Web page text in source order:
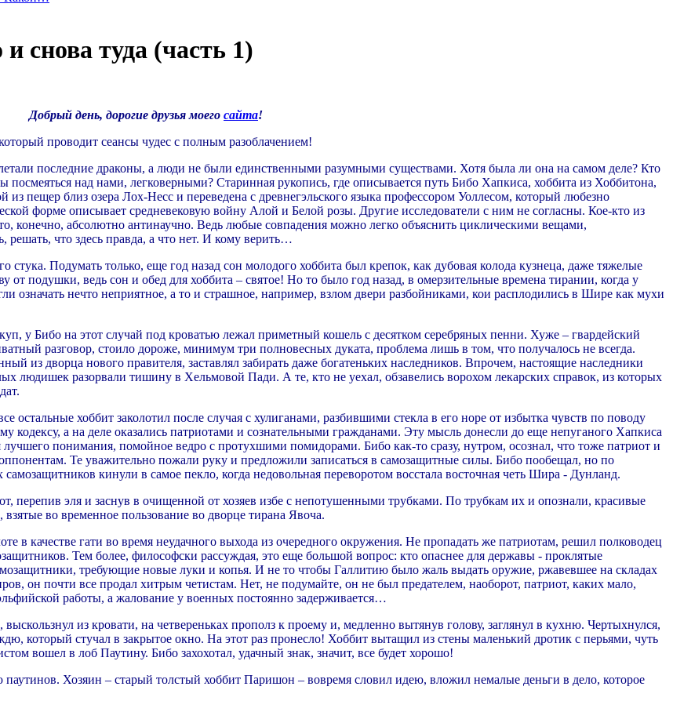
снова туда (часть 1)
Добрый день, дорогие друзья моего сайта!
проводит сеансы чудес с полным разоблачением!
последние драконы, а люди не были единственными разумными существами. Хотя была ли она на самом деле? Кто
над нами, легковерными? Старинная рукопись, где описывается путь Бибо Хапкиса, хоббита из Хоббитона,
пещер близ озера Лох-Несс и переведена с древнегэльского языка профессором Уоллесом, который любезно
форме описывает средневековую войну Алой и Белой розы. Другие исследователи с ним не согласны. Кое-кто из
конечно, абсолютно антинаучно. Ведь любые совпадения можно легко объяснить циклическими вещами,
что здесь правда, а что нет. И кому верить…
Подумать только, еще год назад сон молодого хоббита был крепок, как дубовая колода кузнеца, даже тяжелые
от подушки, ведь сон и обед для хоббита – святое! Но то было год назад, в омерзительные времена тирании, когда у
нечто неприятное, а то и страшное, например, взлом двери разбойниками, кои расплодились в Шире как мухи
у Бибо на этот случай под кроватью лежал приметный кошель с десятком серебряных пенни. Хуже – гвардейский
разговор, стоило дороже, минимум три полновесных дуката, проблема лишь в том, что получалось не всегда.
из дворца нового правителя, заставлял забирать даже богатеньких наследников. Впрочем, настоящие наследники
людишек разорвали тишину в Хельмовой Пади. А те, кто не уехал, обзавелись ворохом лекарских справок, из которых
остальные хоббит заколотил после случая с хулиганами, разбившими стекла в его норе от избытка чувств по поводу
а на деле оказались патриотами и сознательными гражданами. Эту мысль донесли до еще непуганого Хапкиса
понимания, помойное ведро с протухшими помидорами. Бибо как-то сразу, нутром, осознал, что тоже патриот и
Те уважительно пожали руку и предложили записаться в самозащитные силы. Бибо пообещал, но по
кинули в самое пекло, когда недовольная переворотом восстала восточная четь Шира - Дунланд.
перепив эля и заснув в очищенной от хозяев избе с непотушенными трубками. По трубкам их и опознали, красивые
во временное пользование во дворце тирана Явоча.
в качестве гати во время неудачного выхода из очередного окружения. Не пропадать же патриотам, решил полководец
Тем более, философски рассуждая, это еще большой вопрос: кто опаснее для державы - проклятые
требующие новые луки и копья. И не то чтобы Галлитию было жаль выдать оружие, ржавевшее на складах
он почти все продал хитрым четистам. Нет, не подумайте, он не был предателем, наоборот, патриот, каких мало,
работы, а жалование у военных постоянно задерживается…
из кровати, на четвереньках прополз к проему и, медленно вытянув голову, заглянул в кухню. Чертыхнулся,
который стучал в закрытое окно. На этот раз пронесло! Хоббит вытащил из стены маленький дротик с перьями, чуть
вошел в лоб Паутину. Бибо захохотал, удачный знак, значит, все будет хорошо!
Хозяин – старый толстый хоббит Паришон – вовремя словил идею, вложил немалые деньги в дело, которое